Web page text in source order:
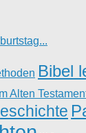
Bibel
Alten